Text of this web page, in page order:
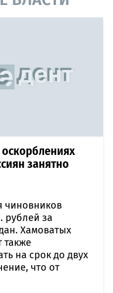
занятно
чиновников
рублей за
Хамоватых
также
на срок до двух
что от